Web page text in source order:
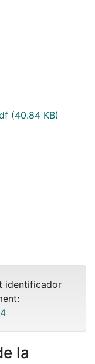
(40.84 KB)
identificador
la